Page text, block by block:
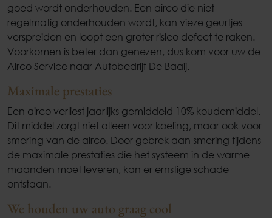
goed wordt onderhouden. Een airco die niet
regelmatig onderhouden wordt, kan vieze geurtjes
verspreiden en loopt een groter risico defect te raken.
Voorkomen is beter dan genezen, dus kom voor uw de
Airco Service naar Autobedrijf De Baaij.
Maximale prestaties
Een airco verliest jaarlijks gemiddeld 10% koudemiddel.
Dit middel zorgt niet alleen voor koeling, maar ook voor
smering van de airco. Door gebrek aan smering tijdens
de maximale prestaties die het systeem in de warme
maanden moet leveren, kan er ernstige schade
ontstaan.
We houden uw auto graag cool